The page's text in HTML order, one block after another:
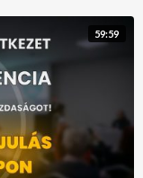
59:59